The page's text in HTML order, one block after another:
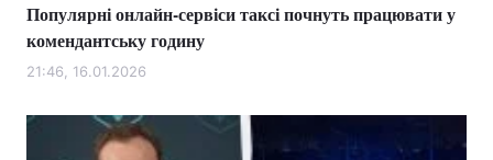
Цікавинки Погода
Екологія
Лонгріди
Популярні онлайн-сервіси таксі почнуть працювати у
комендантську годину
21:46, 16.01.2026